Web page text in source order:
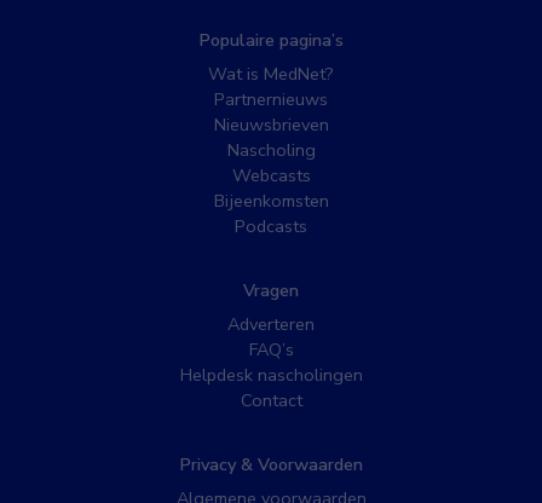
Populaire pagina’s
Wat is MedNet?
Partnernieuws
Nieuwsbrieven
Nascholing
Webcasts
Bijeenkomsten
Podcasts
Vragen
Adverteren
FAQ’s
Helpdesk nascholingen
Contact
Privacy & Voorwaarden